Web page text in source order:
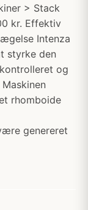
> Stack
kr. Effektiv
Intenza
styrke den
og
rhomboide
genereret